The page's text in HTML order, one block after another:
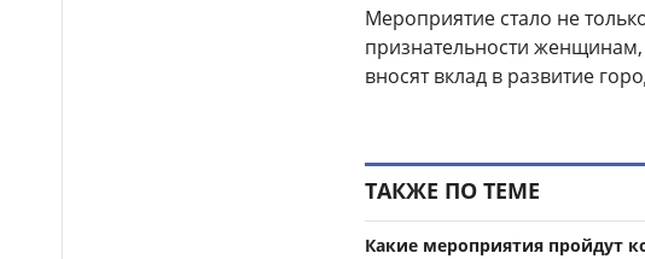
Мероприятие стало не
признательности
вносят вклад в развитие
ТАКЖЕ ПО ТЕМЕ
Какие мероприятия пройдут